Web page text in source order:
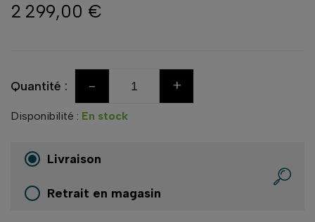
2 299,00 €
Quantité : - +
Disponibilité : En stock
Livraison
Retrait en magasin